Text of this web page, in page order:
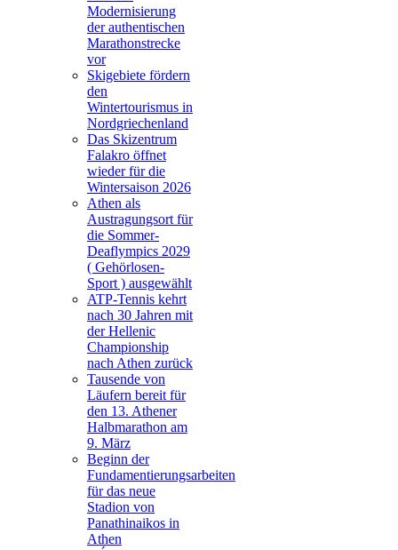
Modernisierung
der authentischen
Marathonstrecke
vor
Skigebiete fördern
den
Wintertourismus in
Nordgriechenland
Das Skizentrum
Falakro öffnet
wieder für die
Wintersaison 2026
Athen als
Austragungsort für
die Sommer-
Deaflympics 2029
( Gehörlosen-
Sport ) ausgewählt
ATP-Tennis kehrt
nach 30 Jahren mit
der Hellenic
Championship
nach Athen zurück
Tausende von
Läufern bereit für
den 13. Athener
Halbmarathon am
9. März
Beginn der
Fundamentierungsarbeiten
für das neue
Stadion von
Panathinaikos in
Athen